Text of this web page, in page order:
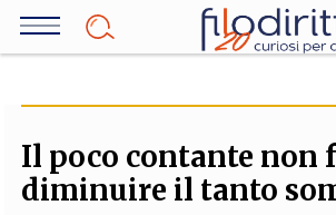
Salta
SOCIETÀ
MEDICINA
Il poco contante non
diminuire il tanto